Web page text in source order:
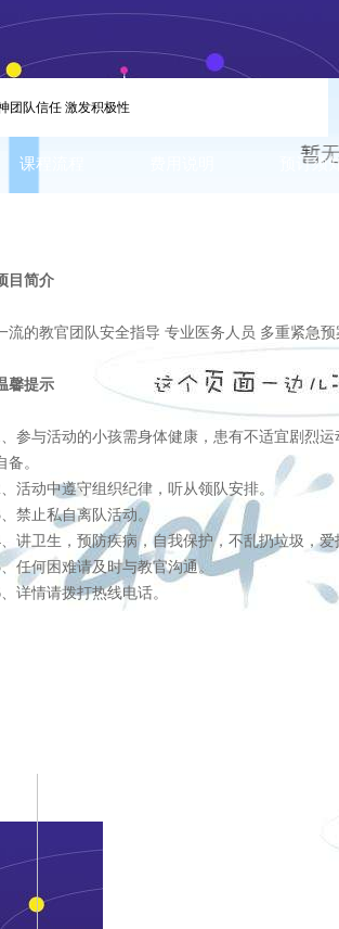
市生存一日营,锻炼孩子独立自主能力.
团队信任 激发积极性
课程流程 预订须
目简介
流的教官团队安全指导 专业医务人员 多重紧急
馨提示
、参与活动的小孩需身体健康，患有不适宜剧烈
备。
、活动中遵守组织纪律，听从领队安排。
禁止私自离队活动。
讲卫生，预防疾病，自我保护，不乱扔垃圾，
任何困难请及时与教官沟通。
详情请拨打热线电话。